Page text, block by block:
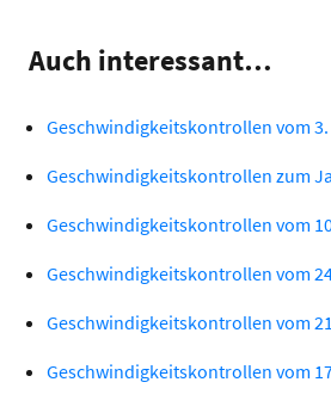
Auch interessant…
Geschwindigkeitskontrollen vom 3.
Geschwindigkeitskontrollen zum
Geschwindigkeitskontrollen vom
Geschwindigkeitskontrollen vom
Geschwindigkeitskontrollen vom
Geschwindigkeitskontrollen vom